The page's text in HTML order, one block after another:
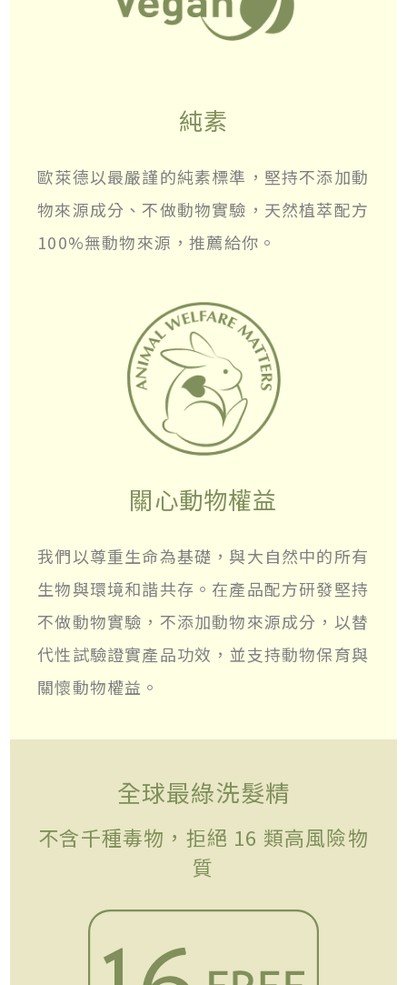
純素
歐萊德以最嚴謹的純素標準，堅持不添加動
物來源成分、不做動物實驗，天然植萃配方
100%無動物來源，推薦給你。
關心動物權益
我們以尊重生命為基礎，與大自然中的所有
生物與環境和諧共存。在產品配方研發堅持
不做動物實驗，不添加動物來源成分，以替
代性試驗證實產品功效，並支持動物保育與
關懷動物權益。
全球最綠洗髮精
不含千種毒物，拒絕 16 類高風險物
質